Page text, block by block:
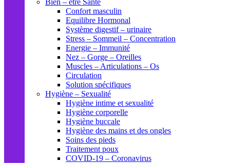
Confort masculin
Equilibre Hormonal
Système digestif – urinaire
Stress – Sommeil – Concentration
Energie – Immunité
Nez – Gorge – Oreilles
Muscles – Articulations – Os
Circulation
Solution spécifiques
Hygiène – Sexualité
Hygiène intime et sexualité
Hygiène corporelle
Hygiène buccale
Hygiène des mains et des ongles
Soins des pieds
Traitement poux
COVID-19 – Coronavirus